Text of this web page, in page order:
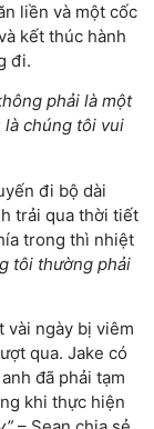
liền và một cốc
kết thúc hành
đi.
phải là một
là chúng tôi vui
đi bộ dài
trải qua thời tiết
trong thì nhiệt
tôi thường phải
vài ngày bị viêm
qua. Jake có
đã phải tạm
khi thực hiện